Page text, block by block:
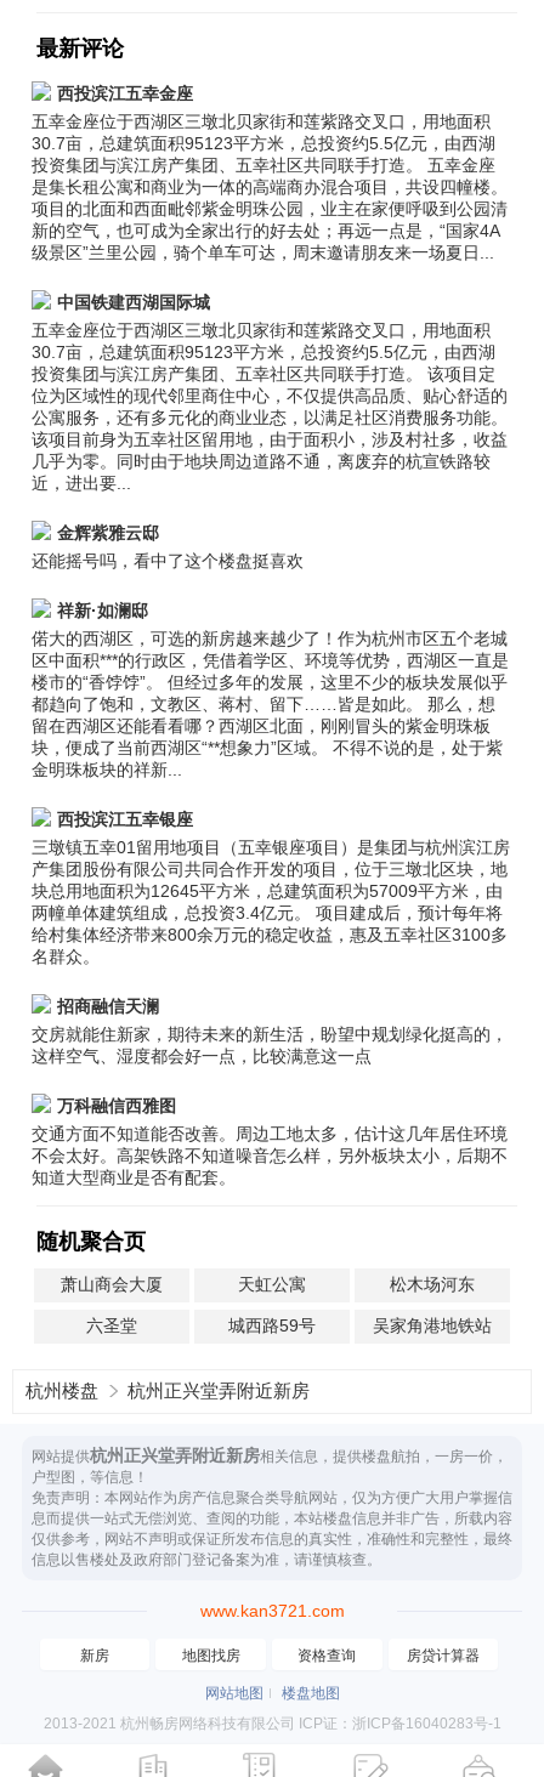
最新评论
西投滨江五幸金座
五幸金座位于西湖区三墩北贝家街和莲紫路交叉口，用地面积
30.7亩，总建筑面积95123平方米，总投资约5.5亿元，由西湖
投资集团与滨江房产集团、五幸社区共同联手打造。 五幸金座
是集长租公寓和商业为一体的高端商办混合项目，共设四幢楼。
项目的北面和西面毗邻紫金明珠公园，业主在家便呼吸到公园清
新的空气，也可成为全家出行的好去处；再远一点是，“国家4A
级景区”兰里公园，骑个单车可达，周末邀请朋友来一场夏日...
中国铁建西湖国际城
五幸金座位于西湖区三墩北贝家街和莲紫路交叉口，用地面积
30.7亩，总建筑面积95123平方米，总投资约5.5亿元，由西湖
投资集团与滨江房产集团、五幸社区共同联手打造。 该项目定
位为区域性的现代邻里商住中心，不仅提供高品质、贴心舒适的
公寓服务，还有多元化的商业业态，以满足社区消费服务功能。
该项目前身为五幸社区留用地，由于面积小，涉及村社多，收益
几乎为零。同时由于地块周边道路不通，离废弃的杭宣铁路较
近，进出要...
金辉紫雅云邸
还能摇号吗，看中了这个楼盘挺喜欢
祥新·如澜邸
偌大的西湖区，可选的新房越来越少了！作为杭州市区五个老城
区中面积***的行政区，凭借着学区、环境等优势，西湖区一直是
楼市的“香饽饽”。 但经过多年的发展，这里不少的板块发展似乎
都趋向了饱和，文教区、蒋村、留下……皆是如此。 那么，想
留在西湖区还能看看哪？西湖区北面，刚刚冒头的紫金明珠板
块，便成了当前西湖区“**想象力”区域。 不得不说的是，处于紫
金明珠板块的祥新...
西投滨江五幸银座
三墩镇五幸01留用地项目（五幸银座项目）是集团与杭州滨江房
产集团股份有限公司共同合作开发的项目，位于三墩北区块，地
块总用地面积为12645平方米，总建筑面积为57009平方米，由
两幢单体建筑组成，总投资3.4亿元。 项目建成后，预计每年将
给村集体经济带来800余万元的稳定收益，惠及五幸社区3100多
名群众。
招商融信天澜
交房就能住新家，期待未来的新生活，盼望中规划绿化挺高的，
这样空气、湿度都会好一点，比较满意这一点
万科融信西雅图
交通方面不知道能否改善。周边工地太多，估计这几年居住环境
不会太好。高架铁路不知道噪音怎么样，另外板块太小，后期不
知道大型商业是否有配套。
随机聚合页
萧山商会大厦 天虹公寓 松木场河东
六圣堂 城西路59号 吴家角港地铁站
杭州楼盘 杭州正兴堂弄附近新房
网站提供杭州正兴堂弄附近新房相关信息，提供楼盘航拍，一房一价，
户型图，等信息！
免责声明：本网站作为房产信息聚合类导航网站，仅为方便广大用户掌握信
息而提供一站式无偿浏览、查阅的功能，本站楼盘信息并非广告，所载内容
仅供参考，网站不声明或保证所发布信息的真实性，准确性和完整性，最终
信息以售楼处及政府部门登记备案为准，请谨慎核查。
www.kan3721.com
新房 地图找房 资格查询 房贷计算器
网站地图
楼盘地图
2013-2021 杭州畅房网络科技有限公司 ICP证：浙ICP备16040283号-1